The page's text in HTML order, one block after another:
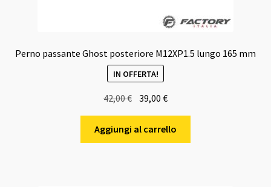
Perno passante Ghost posteriore M12XP1.5 lungo 165 mm
IN OFFERTA!
42,00€
prezzo
originale
era:
39,00€Il
prezzo
attuale
è:
Aggiungi al carrello